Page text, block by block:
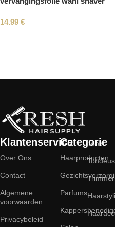
14.99 €
Klantenservice
Over Ons
Contact
Algemene
voorwaarden
Privacybeleid
Categorie
Haarproducten
Parfums
Tools